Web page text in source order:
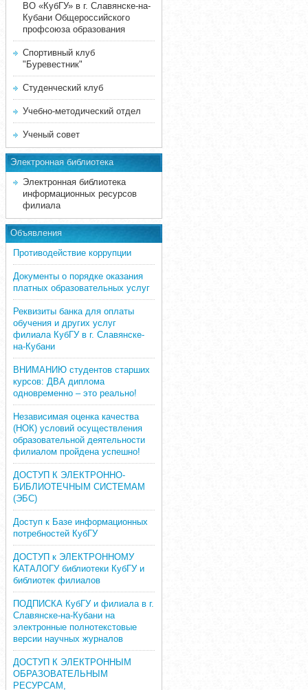
ВО «КубГУ» в г. Славянске-на-
Кубани Общероссийского
профсоюза образования
Спортивный клуб
"Буревестник"
Студенческий клуб
Учебно-методический отдел
Ученый совет
Электронная библиотека
Электронная библиотека
информационных ресурсов
филиала
Объявления
Противодействие коррупции
Документы о порядке оказания
платных образовательных услуг
Реквизиты банка для оплаты
обучения и других услуг
филиала КубГУ в г. Славянске-
на-Кубани
ВНИМАНИЮ студентов старших
курсов: ДВА диплома
одновременно – это реально!
Независимая оценка качества
(НОК) условий осуществления
образовательной деятельности
филиалом пройдена успешно!
ДОСТУП К ЭЛЕКТРОННО-
БИБЛИОТЕЧНЫМ СИСТЕМАМ
(ЭБС)
Доступ к Базе информационных
потребностей КубГУ
ДОСТУП к ЭЛЕКТРОННОМУ
КАТАЛОГУ библиотеки КубГУ и
библиотек филиалов
ПОДПИСКА КубГУ и филиала в г.
Славянске-на-Кубани на
электронные полнотекстовые
версии научных журналов
ДОСТУП К ЭЛЕКТРОННЫМ
ОБРАЗОВАТЕЛЬНЫМ
РЕСУРСАМ,